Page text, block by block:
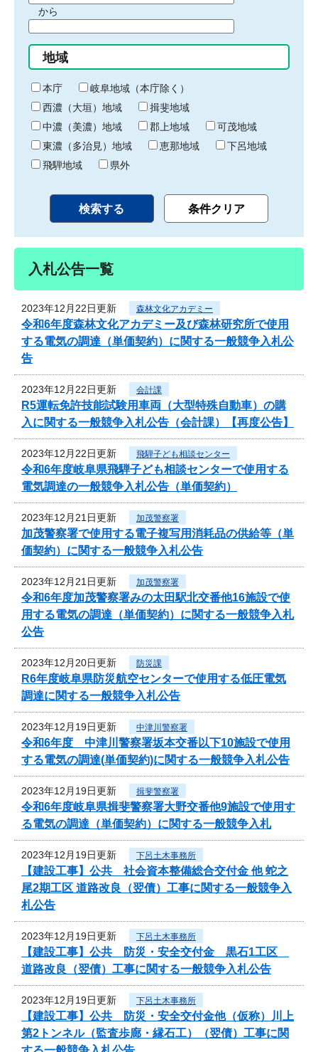
間
始
り
から
間
終
わ
り
地域
本庁
岐阜地域（本庁除く）
西濃（大垣）地域
揖斐地域
中濃（美濃）地域
郡上地域
可茂地域
東濃（多治見）地域
恵那地域
下呂地域
飛騨地域
県外
入札公告一覧
2023年12月22日更新 森林文化アカデミー
令和6年度森林文化アカデミー及び森林研究所で使用
する電気の調達（単価契約）に関する一般競争入札公
告
2023年12月22日更新 会計課
R5運転免許技能試験用車両（大型特殊自動車）の購
入に関する一般競争入札公告（会計課）【再度公告】
2023年12月22日更新 飛騨子ども相談センター
令和6年度岐阜県飛騨子ども相談センターで使用する
電気調達の一般競争入札公告（単価契約）
2023年12月21日更新 加茂警察署
加茂警察署で使用する電子複写用消耗品の供給等（単
価契約）に関する一般競争入札公告
2023年12月21日更新 加茂警察署
令和6年度加茂警察署みの太田駅北交番他16施設で使
用する電気の調達（単価契約）に関する一般競争入札
公告
2023年12月20日更新 防災課
R6年度岐阜県防災航空センターで使用する低圧電気
調達に関する一般競争入札公告
2023年12月19日更新 中津川警察署
令和6年度 中津川警察署坂本交番以下10施設で使用
する電気の調達(単価契約)に関する一般競争入札公告
2023年12月19日更新 揖斐警察署
令和6年度岐阜県揖斐警察署大野交番他9施設で使用す
る電気の調達（単価契約）に関する一般競争入札
2023年12月19日更新 下呂土木事務所
【建設工事】公共 社会資本整備総合交付金 他 蛇之
尾2期工区 道路改良（翌債）工事に関する一般競争入
札公告
2023年12月19日更新 下呂土木事務所
【建設工事】公共 防災・安全交付金 黒石1工区
道路改良（翌債）工事に関する一般競争入札公告
2023年12月19日更新 下呂土木事務所
【建設工事】公共 防災・安全交付金他（仮称）川上
第2トンネル（監査歩廊・縁石工）（翌債）工事に関